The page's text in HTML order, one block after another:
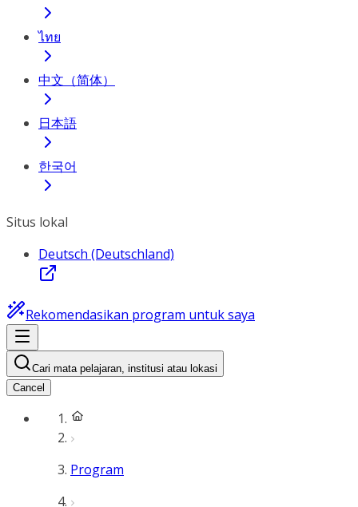
ไทย
中文（简体）
日本語
한국어
Situs lokal
Deutsch (Deutschland)
Rekomendasikan program untuk saya
Cari mata pelajaran, institusi atau lokasi
Cancel
Program